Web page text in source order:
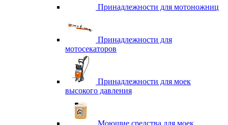
Принадлежности для мотоножниц
Принадлежности для
мотосекаторов
Принадлежности для моек
высокого давления
Моющие средства для моек